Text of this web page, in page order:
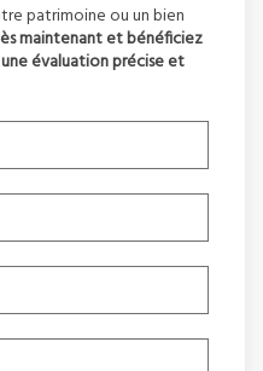
patrimoine ou un bien
maintenant et bénéficiez
évaluation précise et